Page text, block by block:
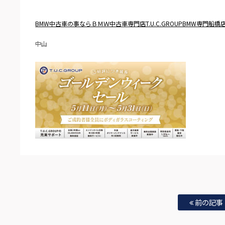
BMW中古車の事ならＢＭＷ中古車専門店T.U.C.GROUPBMW専門船橋
中山
前の記事